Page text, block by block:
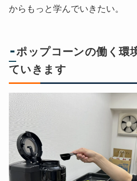
からもっと学んでいきたい。
-ポップコーンの働く環
ていきます